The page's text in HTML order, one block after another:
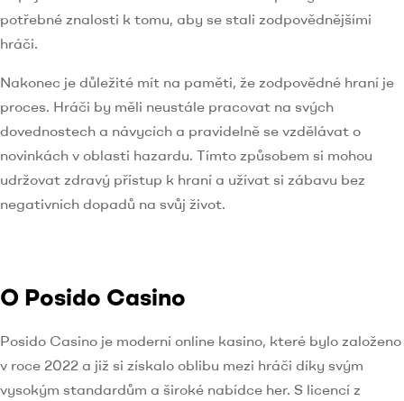
potřebné znalosti k tomu, aby se stali zodpovědnějšími
hráči.
Nakonec je důležité mít na paměti, že zodpovědné hraní je
proces. Hráči by měli neustále pracovat na svých
dovednostech a návycích a pravidelně se vzdělávat o
novinkách v oblasti hazardu. Tímto způsobem si mohou
udržovat zdravý přístup k hraní a užívat si zábavu bez
negativních dopadů na svůj život.
O Posido Casino
Posido Casino je moderní online kasino, které bylo založeno
v roce 2022 a již si získalo oblibu mezi hráči díky svým
vysokým standardům a široké nabídce her. S licencí z